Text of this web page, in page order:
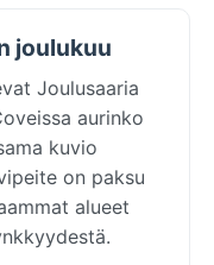
joulukuu
Joulusaaria
aurinko
kuvio
on paksu
alueet